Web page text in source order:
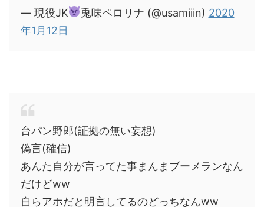
— 現役JK 兎味ペロリナ (@usamiiin) 2020
年1月12日
台パン野郎(証拠の無い妄想)
偽言(確信)
あんた自分が言ってた事まんまブーメランなん
だけどww
自らアホだと明言してるのどっちなんww